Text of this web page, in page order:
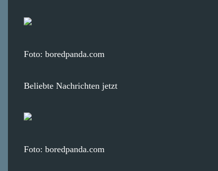
Foto: boredpanda.com
Beliebte Nachrichten jetzt
Foto: boredpanda.com